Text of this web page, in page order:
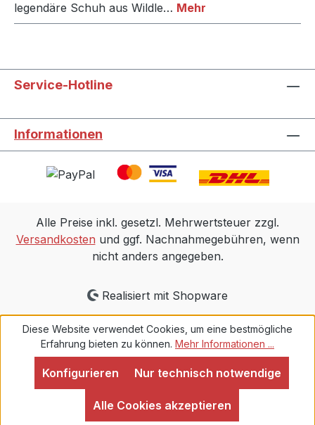
legendäre Schuh aus Wildle… Mehr
Service-Hotline
Informationen
Alle Preise inkl. gesetzl. Mehrwertsteuer zzgl.
Versandkosten und ggf. Nachnahmegebühren, wenn
nicht anders angegeben.
Realisiert mit Shopware
Diese Website verwendet Cookies, um eine bestmögliche
Erfahrung bieten zu können. Mehr Informationen ...
Nur technisch notwendige
Konfigurieren
Alle Cookies akzeptieren